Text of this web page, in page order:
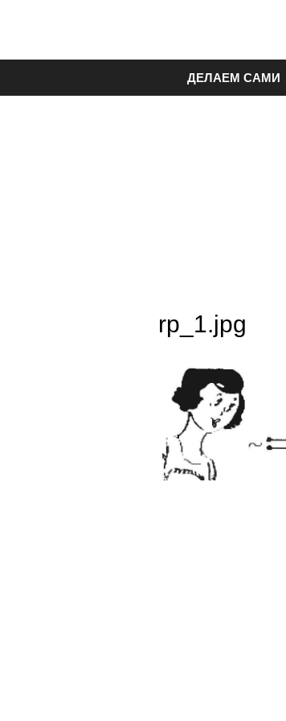
ДЕЛАЕМ САМИ
rp_1.jpg